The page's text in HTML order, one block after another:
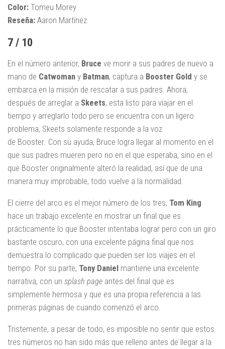
Color: Tomeu Morey
Reseña: Aaron Martínez
7 / 10
En el número anterior, Bruce ve morir a sus padres de nuevo a
mano de Catwoman y Batman, captura a Booster Gold y se
embarca en la misión de rescatar a sus padres. Ahora,
después de arreglar a Skeets, esta listo para viajar en el
tiempo y arreglarlo todo pero se encuentra con un ligero
problema, Skeets solamente responde a la voz
de Booster. Con su ayuda, Bruce logra llegar al momento en el
que sus padres mueren pero no en el que esperaba, sino en el
que Booster originalmente alteró la realidad, así que de una
manera muy improbable, todo vuelve a la normalidad.
El cierre del arco es el mejor número de los tres, Tom King
hace un trabajo excelente en mostrar un final que es
prácticamente lo que Booster intentaba lograr pero con un giro
bastante oscuro, con una excelente página final que nos
demuestra lo complicado que pueden ser los viajes en el
tiempo. Por su parte, Tony Daniel mantiene una excelente
narrativa, con un splash page antes del final que es
simplemente hermosa y que es una propia referencia a las
primeras páginas de cuando comenzó el arco.
Tristemente, a pesar de todo, es imposible no sentir que estos
tres números no han sido más que relleno antes de llegar a la